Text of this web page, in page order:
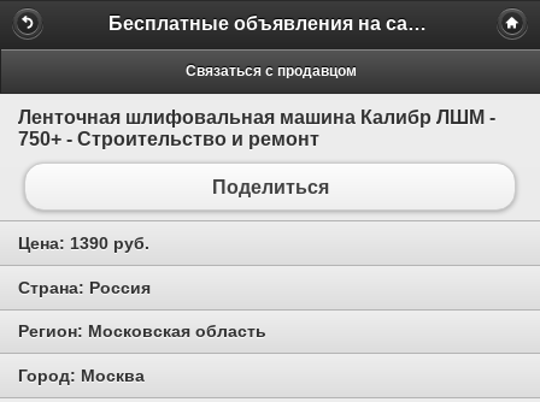
Бесплатные объявления на сайте MILAMO.ru
Связаться с продавцом
Ленточная шлифовальная машина Калибр ЛШМ -
750+ - Строительство и ремонт
Поделиться
Цена: 1390 руб.
Страна: Россия
Регион: Московская область
Город: Москва